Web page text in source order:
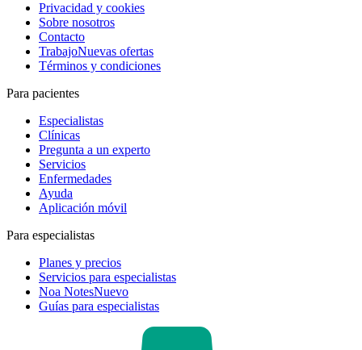
Privacidad y cookies
Sobre nosotros
Contacto
TrabajoNuevas ofertas
Términos y condiciones
Para pacientes
Especialistas
Clínicas
Pregunta a un experto
Servicios
Enfermedades
Ayuda
Aplicación móvil
Para especialistas
Planes y precios
Servicios para especialistas
Noa NotesNuevo
Guías para especialistas